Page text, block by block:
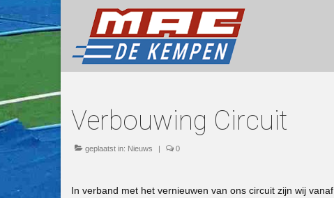
Verbouwing Circuit
geplaatst in: Nieuws | 0
In verband met het vernieuwen van ons circuit zijn wij